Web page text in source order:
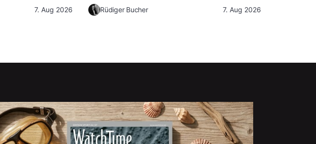
7. Aug 2026 Rüdiger Bucher 7. Aug 2026